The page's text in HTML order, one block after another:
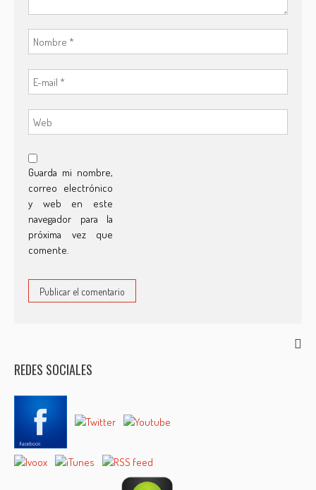
Guarda mi nombre,
correo electrónico
y web en este
navegador para la
próxima vez que
comente.
REDES SOCIALES